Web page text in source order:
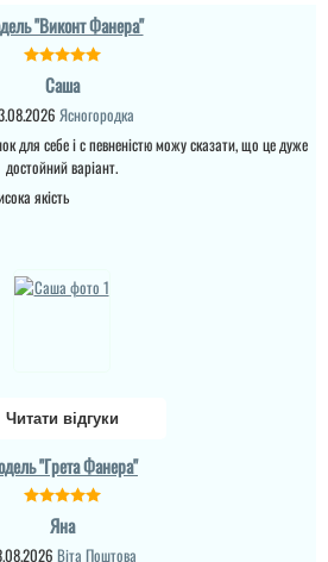
"Виконт Фанера"
Саша
Ясногородка
для себе і с певненістю можу сказати, що це дуже
достойний варіант.
якість
Читати відгуки
"Грета Фанера"
Яна
Віта Поштова